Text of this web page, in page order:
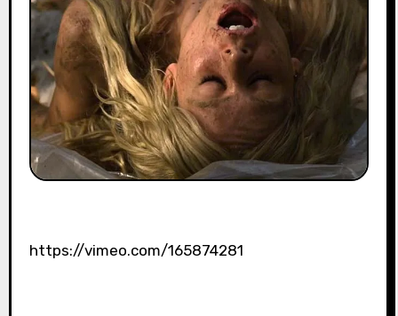
https://vimeo.com/165874281